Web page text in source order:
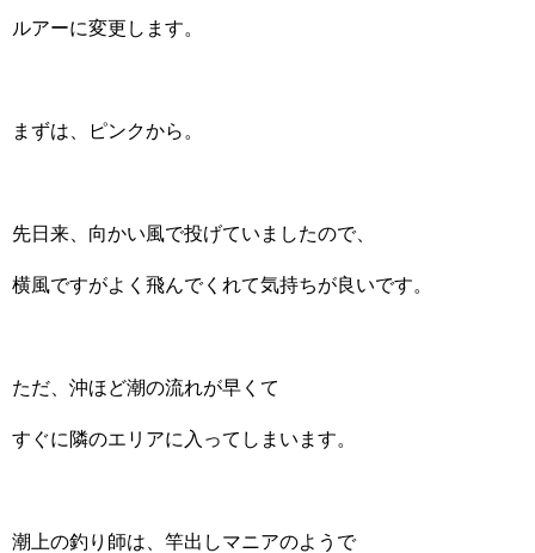
ルアーに変更します。
まずは、ピンクから。
先日来、向かい風で投げていましたので、
横風ですがよく飛んでくれて気持ちが良いです。
ただ、沖ほど潮の流れが早くて
すぐに隣のエリアに入ってしまいます。
潮上の釣り師は、竿出しマニアのようで